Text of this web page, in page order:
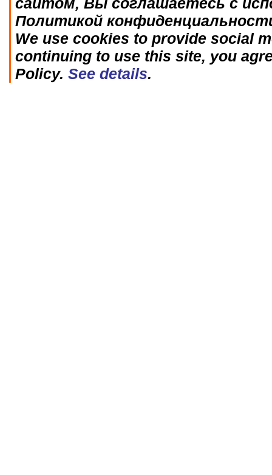
Политикой
We use cookies to provide social
continuing to use this site, you
Policy. See details.